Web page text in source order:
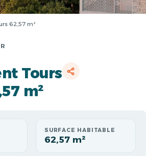
62,57 m²
Tours
m²
SURFACE HABITABLE
62,57 m²